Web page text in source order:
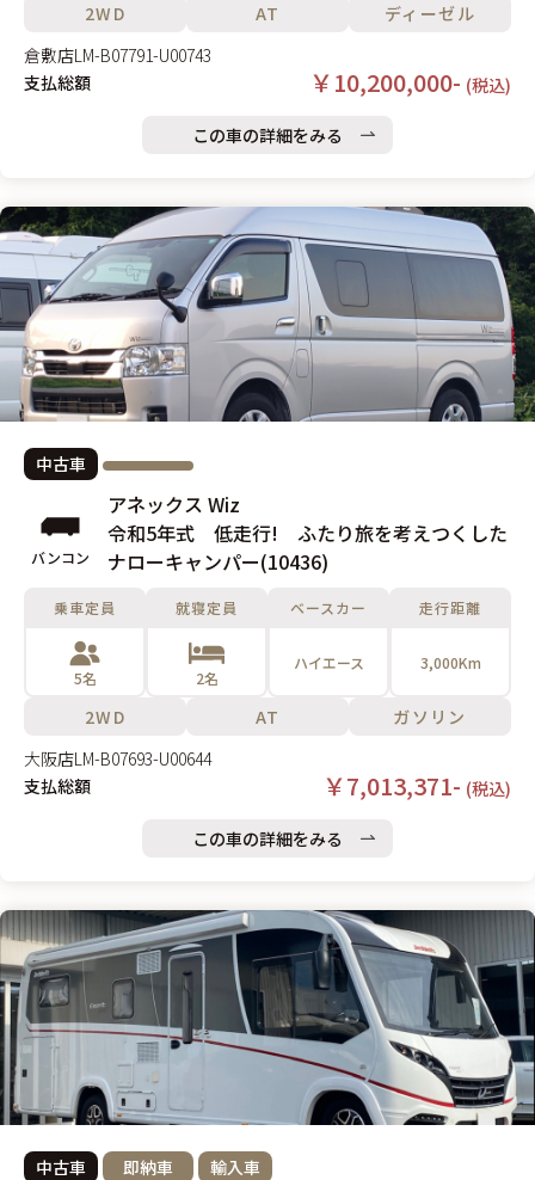
2WD AT
ディーゼル
倉敷店LM-B07791-U00743
支払総額
￥10,200,000- (税込)
この車の詳細をみる
中古車
バンコン
アネックス Wiz
令和5年式 低走行! ふたり旅を考えつくした
ナローキャンパー(10436)
乗車定員
5名
就寝定員
2名
ベースカー
ハイエース
走行距離
3,000Km
2WD AT
ガソリン
大阪店LM-B07693-U00644
支払総額
￥7,013,371- (税込)
この車の詳細をみる
中古車 即納車 輸入車